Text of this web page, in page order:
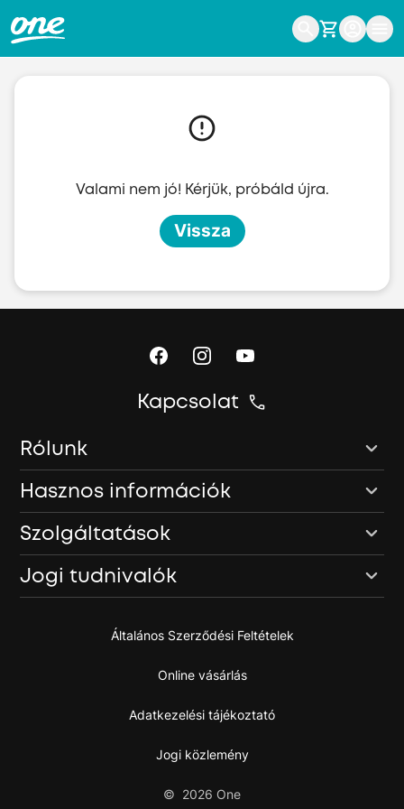
Valami nem jó! Kérjük, próbáld újra.
Vissza
Kapcsolat
Rólunk
Hasznos információk
Szolgáltatások
Jogi tudnivalók
Általános Szerződési Feltételek
Online vásárlás
Adatkezelési tájékoztató
Jogi közlemény
© 2026 One